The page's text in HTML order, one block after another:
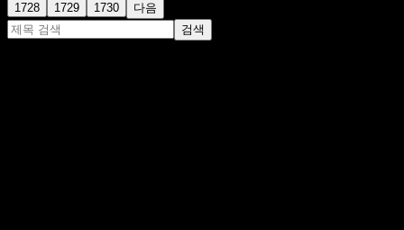
1728
1729 1730
다음
검색